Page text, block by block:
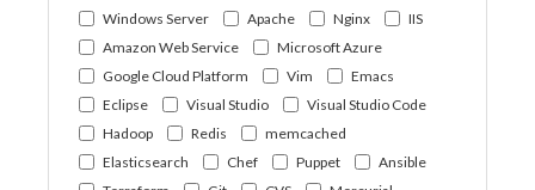
Windows Server
Apache Nginx
IIS
Amazon Web Service
Microsoft Azure
Google Cloud Platform
Vim
Emacs
Eclipse
Visual Studio
Visual Studio Code
Hadoop
Redis
memcached
Elasticsearch
Chef Puppet
Ansible